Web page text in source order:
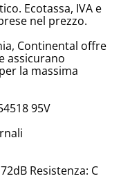
Ecotassa, IVA e
nel prezzo.
Continental offre
assicurano
la massima
95V
Resistenza: C